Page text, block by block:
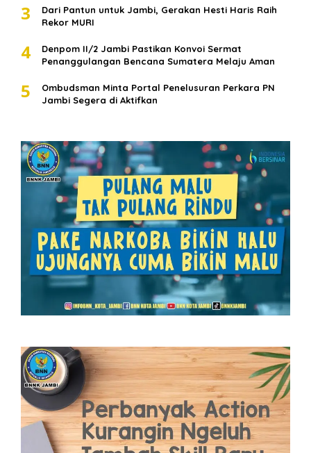
3
Dari Pantun untuk Jambi, Gerakan Hesti Haris Raih
Rekor MURI
4
Denpom II/2 Jambi Pastikan Konvoi Sermat
Penanggulangan Bencana Sumatera Melaju Aman
5
Ombudsman Minta Portal Penelusuran Perkara PN
Jambi Segera di Aktifkan